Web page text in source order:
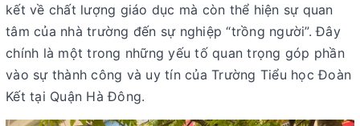
kết về chất lượng giáo dục mà còn thể hiện sự quan
tâm của nhà trường đến sự nghiệp “trồng người”. Đây
chính là một trong những yếu tố quan trọng góp phần
vào sự thành công và uy tín của Trường Tiểu học Đoàn
Kết tại Quận Hà Đông.